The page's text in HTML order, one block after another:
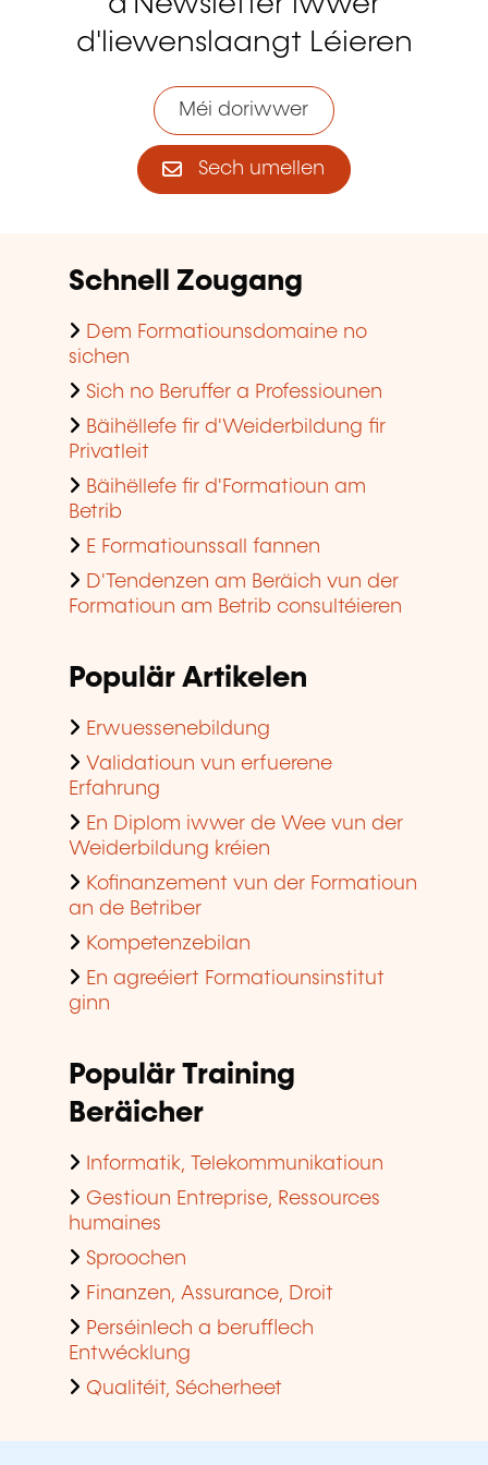
d'liewenslaangt Léieren
Méi doriwwer
Sech umellen
Schnell Zougang
Dem Formatiounsdomaine no
sichen
Sich no Beruffer a Professiounen
Bäihëllefe fir d'Weiderbildung fir
Privatleit
Bäihëllefe fir d'Formatioun am
Betrib
E Formatiounssall fannen
D'Tendenzen am Beräich vun der
Formatioun am Betrib consultéieren
Populär Artikelen
Erwuessenebildung
Validatioun vun erfuerene
Erfahrung
En Diplom iwwer de Wee vun der
Weiderbildung kréien
Kofinanzement vun der Formatioun
an de Betriber
Kompetenzebilan
En agreéiert Formatiounsinstitut
ginn
Populär Training
Beräicher
Informatik, Telekommunikatioun
Gestioun Entreprise, Ressources
humaines
Sproochen
Finanzen, Assurance, Droit
Perséinlech a berufflech
Entwécklung
Qualitéit, Sécherheet